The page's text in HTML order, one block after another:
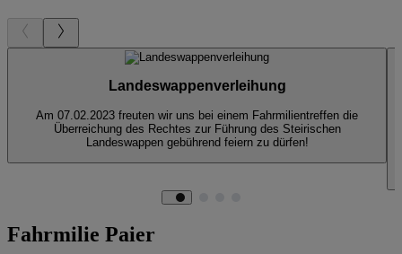
Landeswappenverleihung
Am 07.02.2023 freuten wir uns bei einem Fahrmilientreffen die
Überreichung des Rechtes zur Führung des Steirischen
Landeswappen gebührend feiern zu dürfen!
Fahrmilie Paier